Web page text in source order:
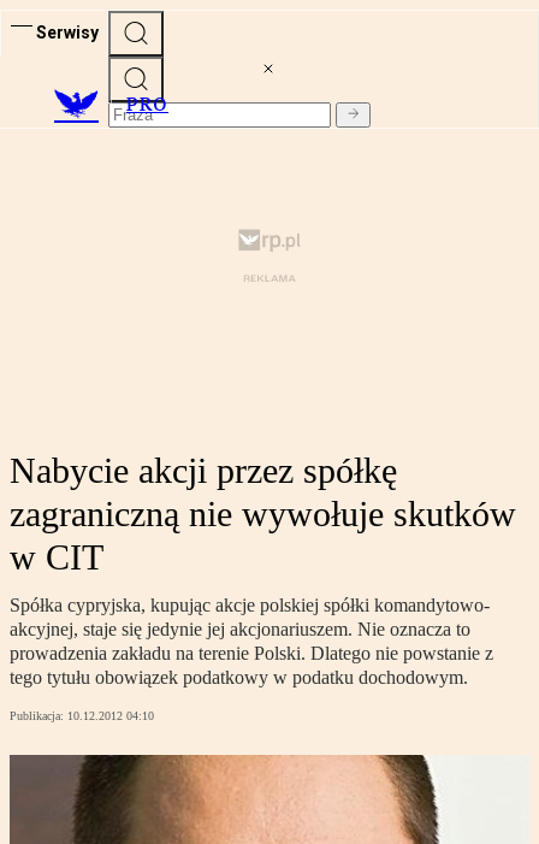
Serwisy
PRO
Nabycie akcji przez spółkę
zagraniczną nie wywołuje skutków
w CIT
Spółka cypryjska, kupując akcje polskiej spółki komandytowo-
akcyjnej, staje się jedynie jej akcjonariuszem. Nie oznacza to
prowadzenia zakładu na terenie Polski. Dlatego nie powstanie z
tego tytułu obowiązek podatkowy w podatku dochodowym.
Publikacja: 10.12.2012 04:10